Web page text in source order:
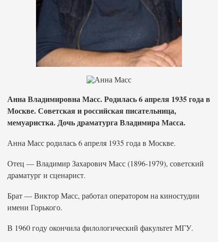
Анна Владимировна Масс. Родилась 6 апреля 1935 года в
Москве. Советская и российская писательница,
мемуаристка. Дочь драматурга Владимира Масса.
Анна Масс родилась 6 апреля 1935 года в Москве.
Отец — Владимир Захарович Масс (1896-1979), советский
драматург и сценарист.
Брат — Виктор Масс, работал оператором на киностудии
имени Горького.
В 1960 году окончила филологический факультет МГУ.